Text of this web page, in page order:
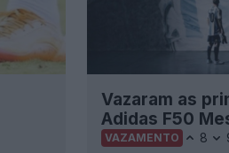
Vazaram as
Adidas F50
VAZAMENTO 8